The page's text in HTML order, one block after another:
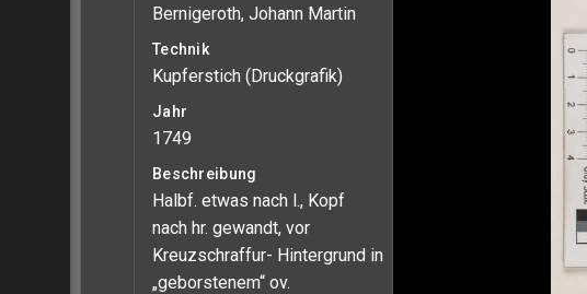
Bernigeroth, Johann Martin
Technik
Kupferstich (Druckgrafik)
Jahr
1749
Beschreibung
Halbf. etwas nach l., Kopf
nach hr. gewandt, vor
Kreuzschraffur- Hintergrund in
„geborstenem“ ov.